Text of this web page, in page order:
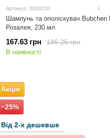
Артикул: 3000228 1
Шампунь та ополіскувач Bubchen
Розалея, 230 мл
186.25 грн
167.63 грн
В наявності
Акція
−25%
Від 2-х дешевше